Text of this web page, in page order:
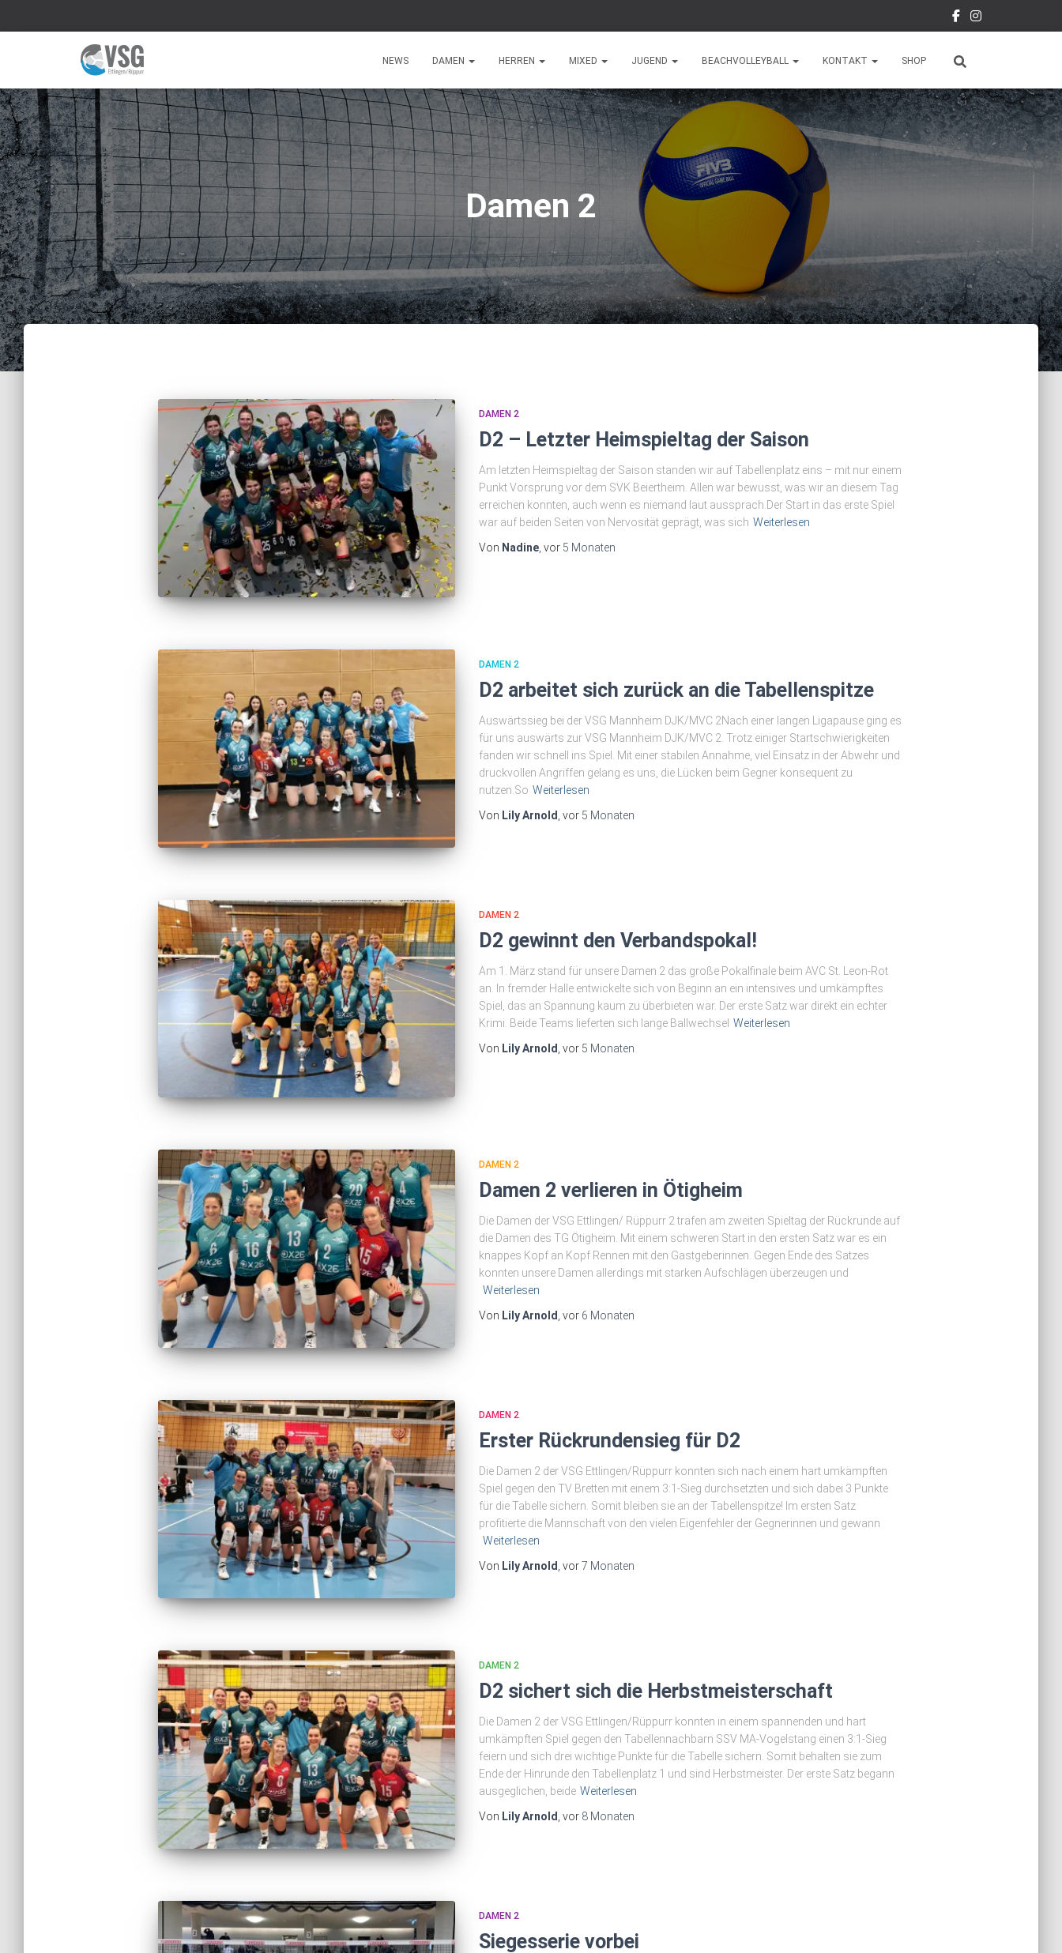
NEWS DAMEN HERREN MIXED JUGEND BEACHVOLLEYBALL KONTAKT SHOP
Damen 2
DAMEN 2
D2 – Letzter Heimspieltag der Saison
Am letzten Heimspieltag der Saison standen wir auf Tabellenplatz eins – mit nur einem
Punkt Vorsprung vor dem SVK Beiertheim. Allen war bewusst, was wir an diesem Tag
erreichen konnten, auch wenn es niemand laut aussprach.Der Start in das erste Spiel
war auf beiden Seiten von Nervosität geprägt, was sich Weiterlesen
Von Nadine, vor 5 Monaten
DAMEN 2
D2 arbeitet sich zurück an die Tabellenspitze
Auswärtssieg bei der VSG Mannheim DJK/MVC 2Nach einer langen Ligapause ging es
für uns auswärts zur VSG Mannheim DJK/MVC 2. Trotz einiger Startschwierigkeiten
fanden wir schnell ins Spiel. Mit einer stabilen Annahme, viel Einsatz in der Abwehr und
druckvollen Angriffen gelang es uns, die Lücken beim Gegner konsequent zu
nutzen.So Weiterlesen
Von Lily Arnold , vor 5 Monaten
DAMEN 2
D2 gewinnt den Verbandspokal!
Am 1. März stand für unsere Damen 2 das große Pokalfinale beim AVC St. Leon-Rot
an. In fremder Halle entwickelte sich von Beginn an ein intensives und umkämpftes
Spiel, das an Spannung kaum zu überbieten war. Der erste Satz war direkt ein echter
Krimi. Beide Teams lieferten sich lange Ballwechsel Weiterlesen
Von Lily Arnold , vor 5 Monaten
DAMEN 2
Damen 2 verlieren in Ötigheim
Die Damen der VSG Ettlingen/ Rüppurr 2 trafen am zweiten Spieltag der Rückrunde auf
die Damen des TG Ötigheim. Mit einem schweren Start in den ersten Satz war es ein
knappes Kopf an Kopf Rennen mit den Gastgeberinnen. Gegen Ende des Satzes
konnten unsere Damen allerdings mit starken Aufschlägen überzeugen und
Weiterlesen
Von Lily Arnold, vor 6 Monaten
DAMEN 2
Erster Rückrundensieg für D2
Die Damen 2 der VSG Ettlingen/Rüppurr konnten sich nach einem hart umkämpften
Spiel gegen den TV Bretten mit einem 3:1-Sieg durchsetzten und sich dabei 3 Punkte
für die Tabelle sichern. Somit bleiben sie an der Tabellenspitze! Im ersten Satz
profitierte die Mannschaft von den vielen Eigenfehler der Gegnerinnen und gewann
Weiterlesen
Von Lily Arnold, vor7 Monaten
DAMEN 2
D2 sichert sich die Herbstmeisterschaft
Die Damen 2 der VSG Ettlingen/Rüppurr konnten in einem spannenden und hart
umkämpften Spiel gegen den Tabellennachbarn SSV MA-Vogelstang einen 3:1-Sieg
feiern und sich drei wichtige Punkte für die Tabelle sichern. Somit behalten sie zum
Ende der Hinrunde den Tabellenplatz 1 und sind Herbstmeister. Der erste Satz begann
ausgeglichen, beide Weiterlesen
Von Lily Arnold , vor 8 Monaten
DAMEN 2
Siegesserie vorbei